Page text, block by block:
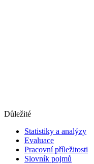
Důležité
Statistiky a analýzy
Evaluace
Pracovní příležitosti
Slovník pojmů